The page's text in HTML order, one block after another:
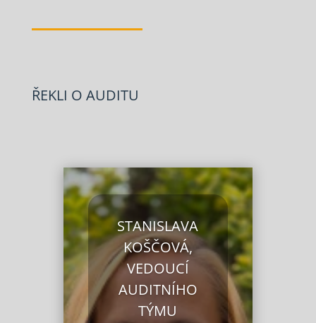
ŘEKLI O AUDITU
STANISLAVA
KOŠČOVÁ,
VEDOUCÍ
AUDITNÍHO
TÝMU